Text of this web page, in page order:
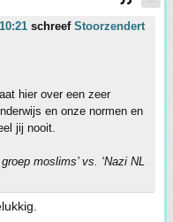
schreef Stoorzendert
hier over een zeer
en onze normen en
jij nooit.
moslims’ vs. ‘Nazi NL